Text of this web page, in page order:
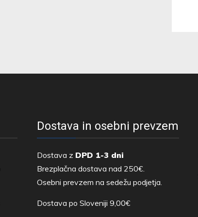
Dostava in osebni prevzem
Dostava z DPD 1-3 dni
Brezplačna dostava nad 250€.
Osebni prevzem na sedežu podjetja.
Dostava po Sloveniji 9,00€